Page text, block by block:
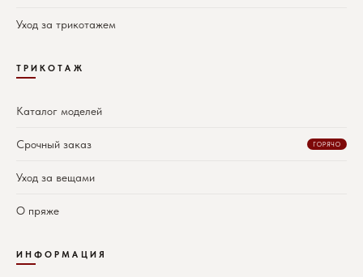
Уход за трикотажем
ТРИКОТАЖ
Каталог моделей
Срочный заказ ГОРЯЧО
Уход за вещами
О пряже
ИНФОРМАЦИЯ